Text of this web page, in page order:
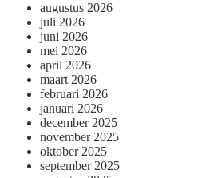
augustus 2026
juli 2026
juni 2026
mei 2026
april 2026
maart 2026
februari 2026
januari 2026
december 2025
november 2025
oktober 2025
september 2025